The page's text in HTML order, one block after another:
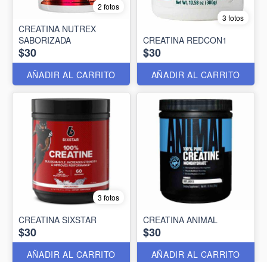
2 fotos
CREATINA NUTREX
SABORIZADA
$30
AÑADIR AL CARRITO
3 fotos
CREATINA REDCON1
$30
AÑADIR AL CARRITO
3 fotos
CREATINA SIXSTAR
$30
AÑADIR AL CARRITO
CREATINA ANIMAL
$30
AÑADIR AL CARRITO